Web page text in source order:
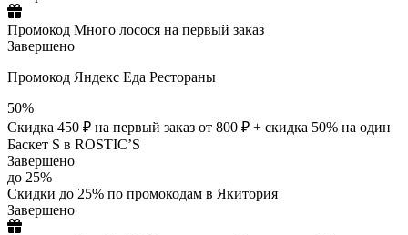
Промокод Много лосося на первый заказ
Завершено
Промокод Яндекс Еда Рестораны
50%
Скидка 450 ₽ на первый заказ от 800 ₽ + скидка 50% на один
Баскет S в ROSTIC’S
Завершено
до 25%
Скидки до 25% по промокодам в Якитория
Завершено